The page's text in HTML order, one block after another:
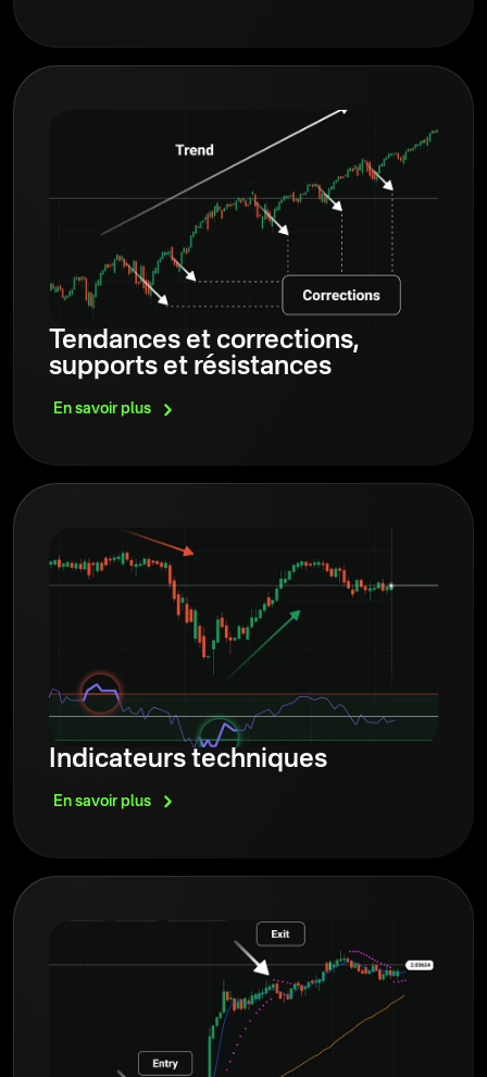
Tendances et corrections,
supports et résistances
En savoirplus
Indicateurs techniques
En savoirplus